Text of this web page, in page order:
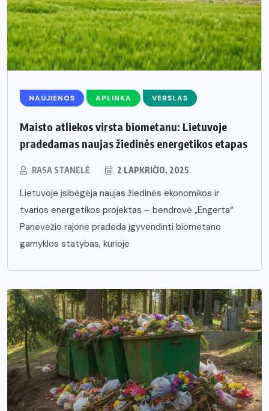
NAUJIENOS APLINKA VERSLAS
Maisto atliekos virsta biometanu: Lietuvoje
pradedamas naujas žiedinės energetikos etapas
RASA STANELĖ 2 LAPKRIČIO, 2025
Lietuvoje įsibėgėja naujas žiedinės ekonomikos ir
tvarios energetikos projektas – bendrovė „Engerta“
Panevėžio rajone pradeda įgyvendinti biometano
gamyklos statybas, kurioje